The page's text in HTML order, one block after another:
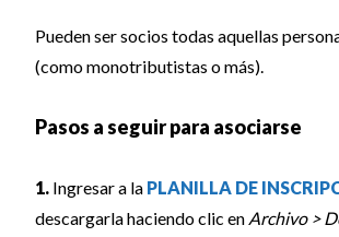
Pueden ser socios todas aquellas
(como monotributistas o más).
Pasos a seguir para asociarse
1. Ingresar a la PLANILLA DE
descargarla haciendo clic en Archivo >